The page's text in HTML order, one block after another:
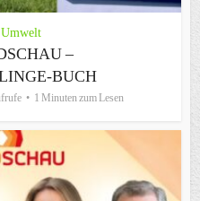
–
BUCH
1 Minuten zum Lesen